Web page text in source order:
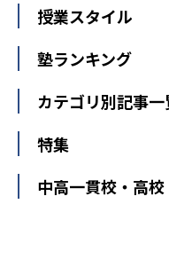
山形県
福島県
関東
東京都
神奈川県
栃木県
群馬県
新潟県
中部
愛知県
静岡県
【掲載塾一覧を見る】
東京個別指導学院
明光義塾
個別教室のトライ
武田塾
授業スタイル
個別指導
オンライン指導
塾ランキング
中学受験ランキング
カテゴリ別記事一
中学受験
大学受験
特集
開成番長直伝！子ど
中高一貫校・高校